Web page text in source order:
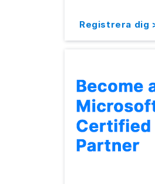
Registrera dig